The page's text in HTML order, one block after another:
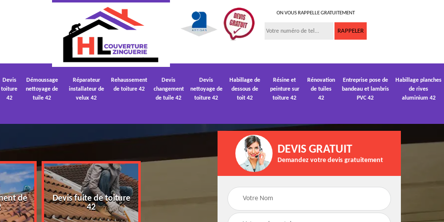
ON VOUS RAPPELLE GRATUITEMENT
Devis
toiture
42
Démoussage
nettoyage de
tuile 42
Réparateur
installateur de
velux 42
Rehaussement
de toiture 42
Devis
changement
de tuile 42
Devis
nettoyage de
toiture 42
Habillage de
dessous de
toit 42
Résine et
peinture sur
toiture 42
Rénovation
de tuiles
42
Entreprise pose de
bandeau et lambris
PVC 42
Habillage planches
de rives
aluminium 42
de
Devis fuite de toiture
42
Devis nettoyage de
Devis réparation de
toiture 42
DEVIS GRATUIT
Demandez votre devis gratuitement